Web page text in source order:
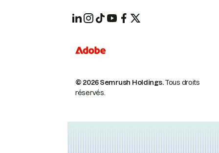
© 2026 Semrush Holdings.Tous droits
réservés.